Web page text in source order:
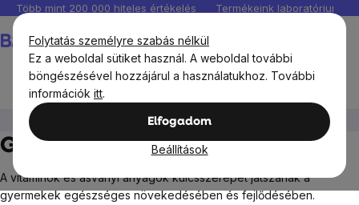
Folytatás személyre szabás nélkül
Ez a weboldal sütiket használ. A weboldal további
böngészésével hozzájárul a használatukhoz. További
információk itt.
Elfogadom
Beállítások
Ugrás
fő
tartalomhoz
Több mint 200 000 hiteles értékelés Termékeink
Gyerekek
A vitaminok és ásványi anyagok kulcsszerepet játszanak a
gyermekek egészséges növekedésében és fejlődésében.